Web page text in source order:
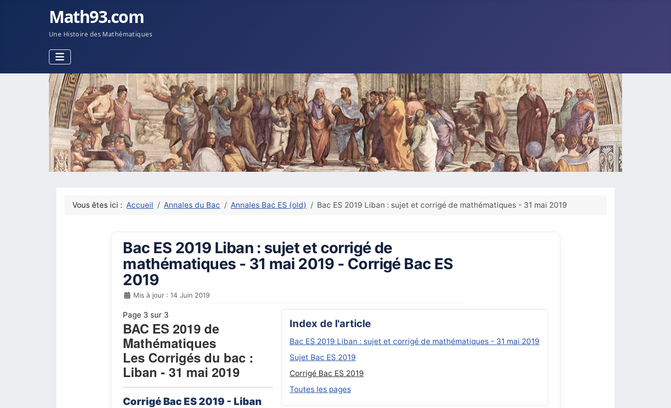
Math93.com
Une Histoire des Mathématiques
Vous êtes ici :Accueil Annales du Bac Annales Bac ES (old) Bac ES 2019 Liban : sujet et corrigé de mathématiques - 31 mai 2019
Bac ES 2019 Liban : sujet et corrigé de
mathématiques - 31 mai 2019 - Corrigé Bac ES
2019
Mis à jour : 14 Juin 2019
Index de l'article
Bac ES 2019 Liban : sujet et corrigé de mathématiques - 31 mai 2019
Sujet Bac ES 2019
Corrigé Bac ES 2019
Toutes les pages
Page 3 sur 3
BAC ES 2019 de
Mathématiques
Les Corrigés du bac :
Liban - 31 mai 2019
Corrigé Bac ES 2019 - Liban